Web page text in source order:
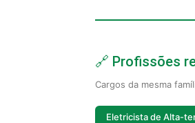
🔗 Profissões
Cargos da mesma
Eletricista de Alta-